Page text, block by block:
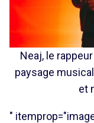
Neaj, le
paysage
et
"